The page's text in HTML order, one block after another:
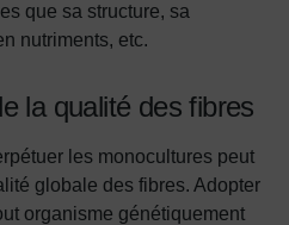
que sa structure, sa
nutriments, etc.
la qualité des fibres
les monocultures peut
globale des fibres. Adopter
organisme génétiquement